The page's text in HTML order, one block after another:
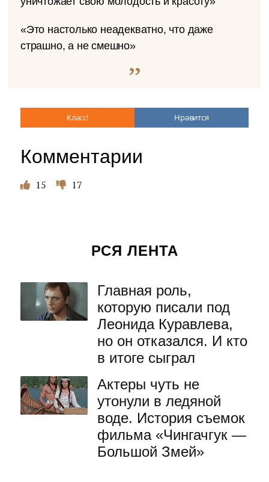
«Это настолько неадекватно, что даже
страшно, а не смешно»
Класс! Нравится
Комментарии
15 17
РСЯ ЛЕНТА
Главная роль,
которую писали под
Леонида Куравлева,
но он отказался. И кто
в итоге сыграл
Актеры чуть не
утонули в ледяной
воде. История съемок
фильма «Чингачгук —
Большой Змей»